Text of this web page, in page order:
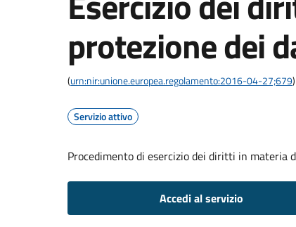
protezione dei
(urn:nir:unione.europea.regolamento:2016-04-27;679)
Servizio attivo
Procedimento di esercizio dei diritti in materia
Accedi al servizio